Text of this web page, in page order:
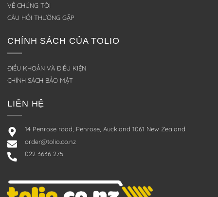
VỀ CHÚNG TÔI
CÂU HỎI THƯỜNG GẶP
CHÍNH SÁCH CỦA TOLIO
ĐIỀU KHOẢN VÀ ĐIỀU KIỆN
CHÍNH SÁCH BẢO MẬT
LIÊN HỆ
14 Penrose road, Penrose, Auckland 1061 New Zealand
order@tolio.co.nz
022 3636 275